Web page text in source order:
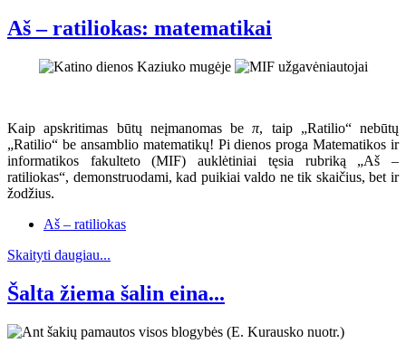
Aš – ratiliokas: matematikai
Kaip apskritimas būtų neįmanomas beπ, taip „Ratilio“ nebūtų
„Ratilio“ be ansamblio matematikų! Pi dienos proga Matematikos ir
informatikos fakulteto (MIF) auklėtiniai tęsia rubriką „Aš –
ratiliokas“, demonstruodami, kad puikiai valdo ne tik skaičius, bet ir
žodžius.
Aš – ratiliokas
Skaityti daugiau...
Šalta žiema šalin eina...